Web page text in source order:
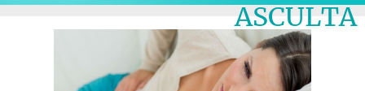
ASCULTA
LIVE